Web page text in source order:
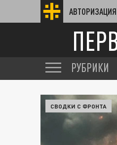
АВТОРИЗАЦИЯ
РУБРИКИ
СВОДКИ С ФРОНТА